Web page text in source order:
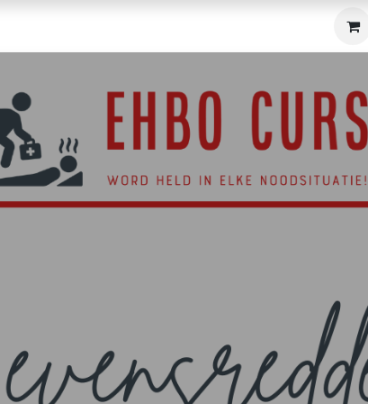
Shop